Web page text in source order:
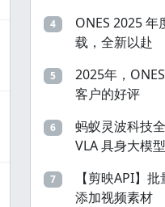
4
ONES 2025 年
载，全新以赴
5
2025年，
客户的好评
6
蚂蚁灵波科技
VLA 具身大模型
7
【剪映API】
添加视频素材